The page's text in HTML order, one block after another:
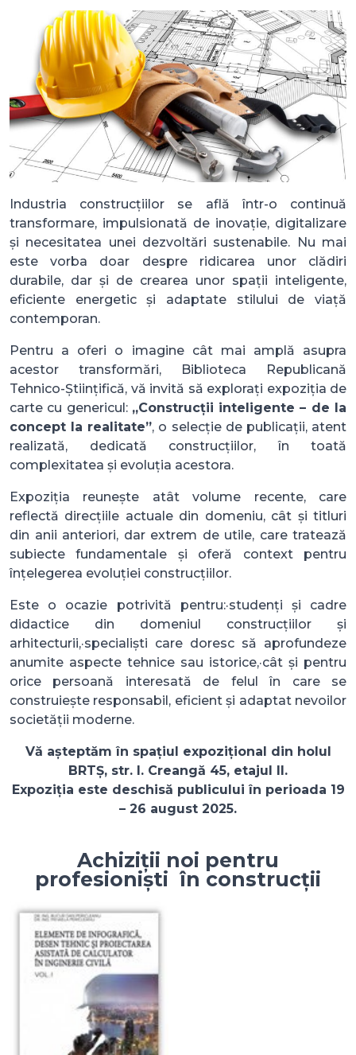
Industria construcțiilor se află într-o continuă
transformare, impulsionată de inovație, digitalizare
și necesitatea unei dezvoltări sustenabile. Nu mai
este vorba doar despre ridicarea unor clădiri
durabile, dar și de crearea unor spații inteligente,
eficiente energetic și adaptate stilului de viață
contemporan.
Pentru a oferi o imagine cât mai amplă asupra
acestor transformări, Biblioteca Republicană
Tehnico-Științifică, vă invită să explorați expoziția de
carte cu genericul: „Construcții inteligente – de la
concept la realitate”, o selecție de publicații, atent
realizată, dedicată construcțiilor, în toată
complexitatea și evoluția acestora.
Expoziția reunește atât volume recente, care
reflectă direcțiile actuale din domeniu, cât și titluri
din anii anteriori, dar extrem de utile, care tratează
subiecte fundamentale și oferă context pentru
înțelegerea evoluției construcțiilor.
Este o ocazie potrivită pentru:·studenți și cadre
didactice din domeniul construcțiilor și
arhitecturii,·specialiști care doresc să aprofundeze
anumite aspecte tehnice sau istorice,·cât și pentru
orice persoană interesată de felul în care se
construiește responsabil, eficient și adaptat nevoilor
societății moderne.
Vă așteptăm în spațiul expozițional din holul
BRTȘ, str. I. Creangă 45, etajul II.
Expoziția este deschisă publicului în perioada 19
– 26 august 2025.
Achiziții noi pentru
profesioniști în construcții